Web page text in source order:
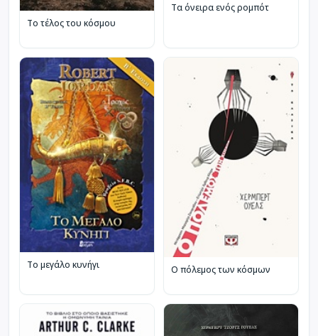
Το τέλος του κόσμου
Τα όνειρα ενός ρομπότ
Το μεγάλο κυνήγι Ο πόλεμος των κόσμων